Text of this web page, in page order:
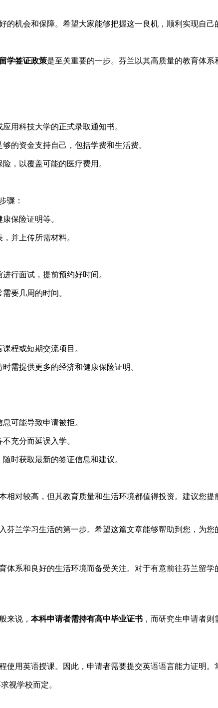
机会和保障。希望大家能够把握这一良机，顺利实现自己
学签证政策是至关重要的一步。芬兰以其高质量的教育体
用科技大学的正式录取通知书。
的资金支持自己，包括学费和生活费。
，以覆盖可能的医疗费用。
骤：
保险证明等。
并上传所需材料。
行面试，提前预约好时间。
要几周的时间。
程或短期交流项目。
需提供更多的经济和健康保险证明。
可能导致申请被拒。
充分而延误入学。
时获取最新的签证信息和建议。
相对较高，但其教育质量和生活环境都值得投资。建议您
芬兰学习生活的第一步。希望这篇文章能够帮助到您，为
体系和良好的生活环境而备受关注。对于有意前往芬兰留
来说， 本科申请者需持有高中毕业证书 ，而研究生申请者
用英语授课。因此，申请者需要提交英语语言能力证明。
视学校而定。